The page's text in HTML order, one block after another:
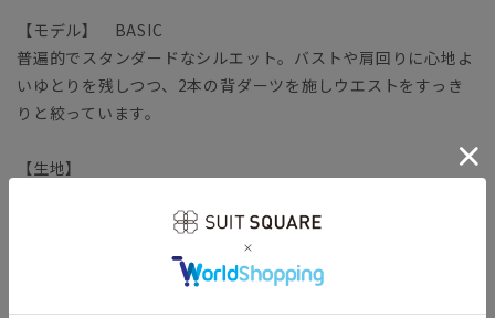
【モデル】 BASIC
普遍的でスタンダードなシルエット。バストや肩回りに心地よ
いゆとりを残しつつ、2本の背ダーツを施しウエストをすっき
りと絞っています。
【生地】
をブレンドして強度を高めています。